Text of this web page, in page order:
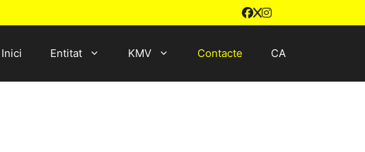
Inici Entitat KMV Contacte CA